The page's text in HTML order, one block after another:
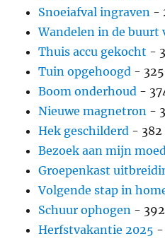
Snoeiafval ingraven -
Wandelen in de buurt
Thuis accu gekocht -
Tuin opgehoogd -
Boom onderhoud -
Nieuwe magnetron -
Hek geschilderd - 382
Bezoek aan mijn
Groepenkast
Volgende stap in
Schuur ophogen -
Herfstvakantie 2025 -